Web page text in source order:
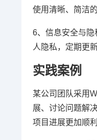
使用清晰、简洁
6、信息安全与
人隐私，定期更
实践案例
某公司团队采用
展、讨论问题解
项目进展更加顺利